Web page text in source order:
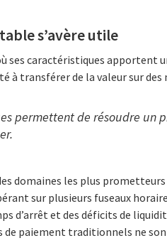
s’avère utile
caractéristiques apportent
transférer de la valeur sur des
permettent de résoudre un
domaines les plus
sur plusieurs fuseaux
d’arrêt et des déficits de
de paiement traditionnels ne